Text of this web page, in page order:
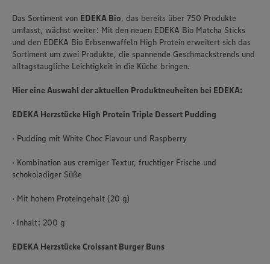
Das Sortiment von EDEKA Bio, das bereits über 750 Produkte
umfasst, wächst weiter: Mit den neuen EDEKA Bio Matcha Sticks
und den EDEKA Bio Erbsenwaffeln High Protein erweitert sich das
Sortiment um zwei Produkte, die spannende Geschmackstrends und
alltagstaugliche Leichtigkeit in die Küche bringen.
Hier eine Auswahl der aktuellen Produktneuheiten bei EDEKA:
EDEKA Herzstücke High Protein Triple Dessert Pudding
· Pudding mit White Choc Flavour und Raspberry
· Kombination aus cremiger Textur, fruchtiger Frische und
schokoladiger Süße
· Mit hohem Proteingehalt (20 g)
· Inhalt: 200 g
EDEKA Herzstücke Croissant Burger Buns